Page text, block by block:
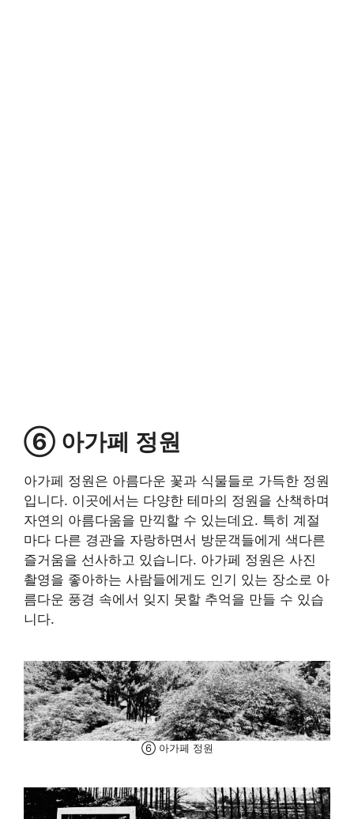
⑥ 아가페 정원
아가페 정원은 아름다운 꽃과 식물들로 가득한 정원
입니다. 이곳에서는 다양한 테마의 정원을 산책하며
자연의 아름다움을 만끽할 수 있는데요. 특히 계절
마다 다른 경관을 자랑하면서 방문객들에게 색다른
즐거움을 선사하고 있습니다. 아가페 정원은 사진
촬영을 좋아하는 사람들에게도 인기 있는 장소로 아
름다운 풍경 속에서 잊지 못할 추억을 만들 수 있습
니다.
⑥ 아가페 정원